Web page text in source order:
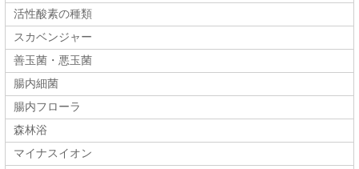
活性酸素の種類
スカベンジャー
善玉菌・悪玉菌
腸内細菌
腸内フローラ
森林浴
マイナスイオン